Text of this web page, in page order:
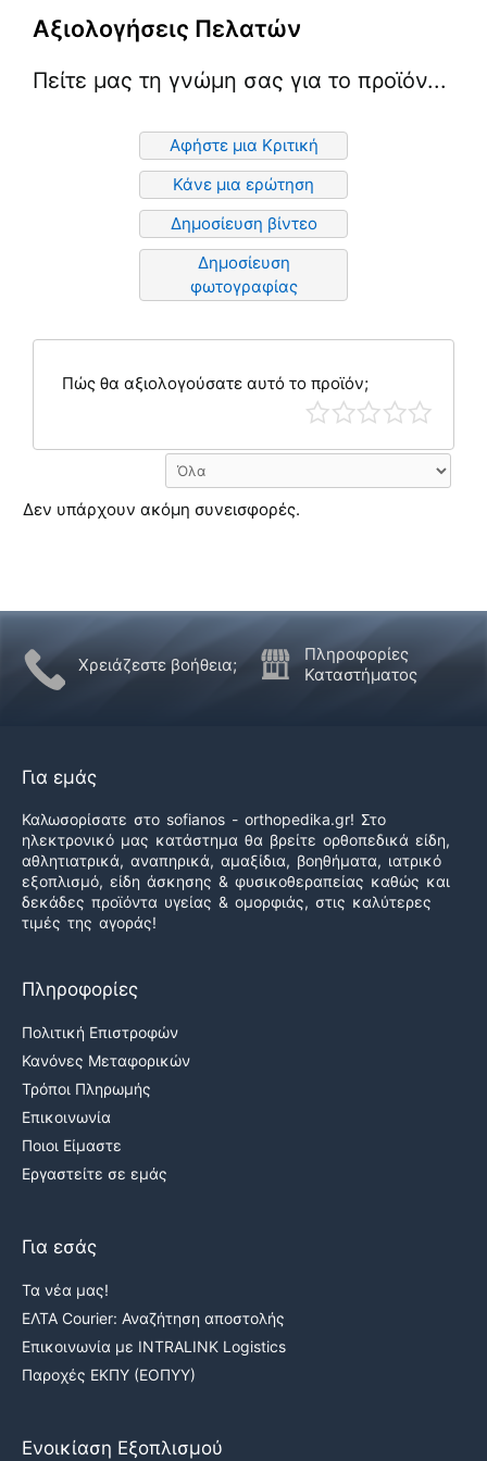
Αξιολογήσεις Πελατών
Πείτε μας τη γνώμη σας για το προϊόν...
Αφήστε μια Κριτική
Κάνε μια ερώτηση
Δημοσίευση βίντεο
Δημοσίευση
φωτογραφίας
Πώς θα αξιολογούσατε αυτό το προϊόν;
Δεν υπάρχουν ακόμη συνεισφορές.
Χρειάζεστε βοήθεια;
Πληροφορίες
Καταστήματος
Για εμάς
Καλωσορίσατε στο sofianos - orthopedika.gr! Στο
ηλεκτρονικό μας κατάστημα θα βρείτε ορθοπεδικά είδη,
αθλητιατρικά, αναπηρικά, αμαξίδια, βοηθήματα, ιατρικό
εξοπλισμό, είδη άσκησης & φυσικοθεραπείας καθώς και
δεκάδες προϊόντα υγείας & ομορφιάς, στις καλύτερες
τιμές της αγοράς!
Πληροφορίες
Πολιτική Επιστροφών
Κανόνες Μεταφορικών
Τρόποι Πληρωμής
Επικοινωνία
Ποιοι Είμαστε
Εργαστείτε σε εμάς
Για εσάς
Τα νέα μας!
ΕΛΤΑ Courier: Αναζήτηση αποστολής
Επικοινωνία με INTRALINK Logistics
Παροχές ΕΚΠΥ (ΕΟΠΥΥ)
Ενοικίαση Εξοπλισμού